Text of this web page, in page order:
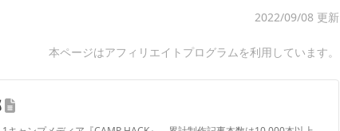
2022/09/08 更新
本ページはアフィリエイトプログラムを利用しています。